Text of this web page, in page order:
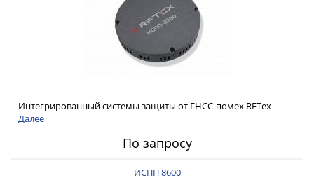
Интегрированный системы защиты от ГНСС-помех RFТех
ИСПП 8700
Далее
По запросу
ИСПП 8600